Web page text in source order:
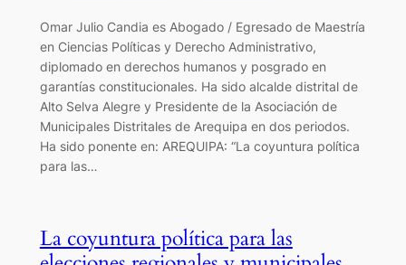
Omar Julio Candia es Abogado / Egresado de Maestría
en Ciencias Políticas y Derecho Administrativo,
diplomado en derechos humanos y posgrado en
garantías constitucionales. Ha sido alcalde distrital de
Alto Selva Alegre y Presidente de la Asociación de
Municipales Distritales de Arequipa en dos periodos.
Ha sido ponente en: AREQUIPA: “La coyuntura política
para las…
La coyuntura política para las